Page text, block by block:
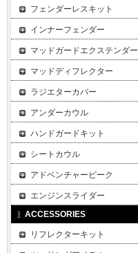
フェンダーレスキット
インナーフェンダー
マッドガードエクステンダー
マッドディフレクター
ラジエターカバー
アンダーカウル
ハンドガードキット
シートカウル
アドベンチャービーク
エンジンスライダー
ACCESSORIES
リフレクターキット